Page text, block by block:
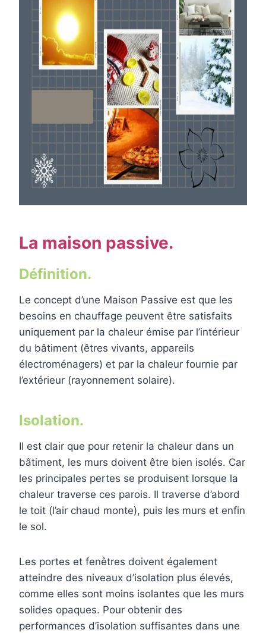
La maison passive.
Définition.
Le concept d’une Maison Passive est que les
besoins en chauffage peuvent être satisfaits
uniquement par la chaleur émise par l’intérieur
du bâtiment (êtres vivants, appareils
électroménagers) et par la chaleur fournie par
l’extérieur (rayonnement solaire).
Isolation.
Il est clair que pour retenir la chaleur dans un
bâtiment, les murs doivent être bien isolés. Car
les principales pertes se produisent lorsque la
chaleur traverse ces parois. Il traverse d’abord
le toit (l’air chaud monte), puis les murs et enfin
le sol.
Les portes et fenêtres doivent également
atteindre des niveaux d’isolation plus élevés,
comme elles sont moins isolantes que les murs
solides opaques. Pour obtenir des
performances d’isolation suffisantes dans une